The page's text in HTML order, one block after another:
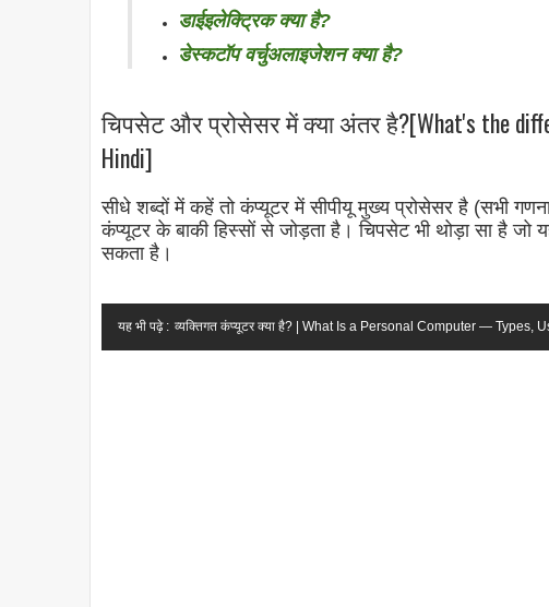
डाईइलेक्ट्रिक क्या है?
डेस्कटॉप वर्चुअलाइजेशन क्या है?
चिपसेट और प्रोसेसर में क्या अंतर है?[What's the
Hindi]
सीधे शब्दों में कहें तो कंप्यूटर में सीपीयू मुख्य प्रोसेसर है (सभी
कंप्यूटर के बाकी हिस्सों से जोड़ता है। चिपसेट भी थोड़ा सा है
सकता है।
यह भी पढ़े : व्यक्तिगत कंप्यूटर क्या है? | What Is a Personal Computer — Types,